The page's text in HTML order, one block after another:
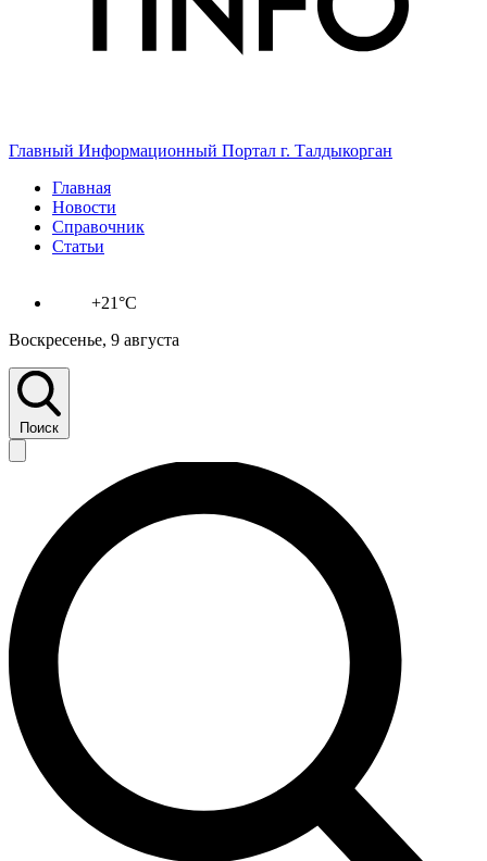
Главный Информационный Портал г. Талдыкорган
Главная
Новости
Справочник
Статьи
+21°C
Воскресенье, 9 августа
Поиск